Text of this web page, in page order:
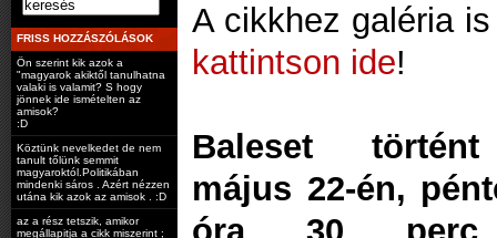
FRISS HOZZÁSZÓLÁSOK
Ön szerint kik azok a
"magyarok akiktől tanulhatna
valaki is valamit? S hogy
jönnek ide ismételten az
amisok?
:D
Köztünk nevelkedet de nem
tanult tőlünk semmit
magyaroktól.Politikában
mindenki sáros . Azért nézzen
utána kik azok az amisok . :D
az a rész tetszik, amikor
megállapitja a cikk miszerint ;
A cikkhez galéria
kattintson ide!
Baleset
május 22-én,